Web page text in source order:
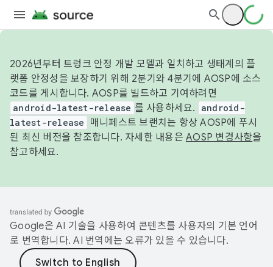
2026년부터 트렁크 안정 개발 모델과 일치하고 생태계의 플
랫폼 안정성을 보장하기 위해 2분기와 4분기에 AOSP에 소스
코드를 게시합니다. AOSP를 빌드하고 기여하려면
android-latest-release 를 사용하세요.
android-
latest-release
매니페스트 브랜치는 항상 AOSP에 푸시
된 최신 버전을 참조합니다. 자세한 내용은 AOSP 변경사항을
참고하세요.
Google은 AI 기술을 사용하여 콘텐츠를 사용자의 기본 언어
로 번역합니다. AI 번역에는 오류가 있을 수 있습니다.